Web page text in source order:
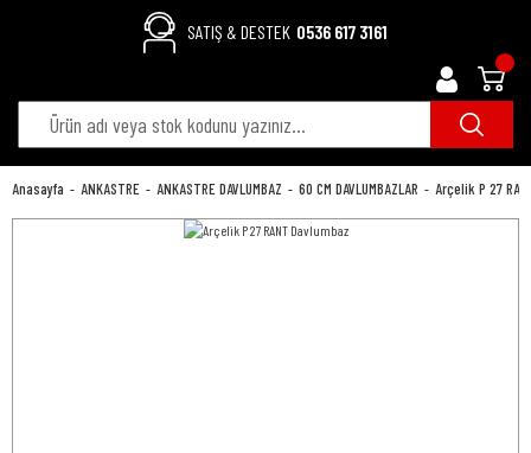
SATIŞ & DESTEK 0536 617 3161
Anasayfa ANKASTRE ANKASTRE DAVLUMBAZ 60 CM DAVLUMBAZLAR Arçelik P 27